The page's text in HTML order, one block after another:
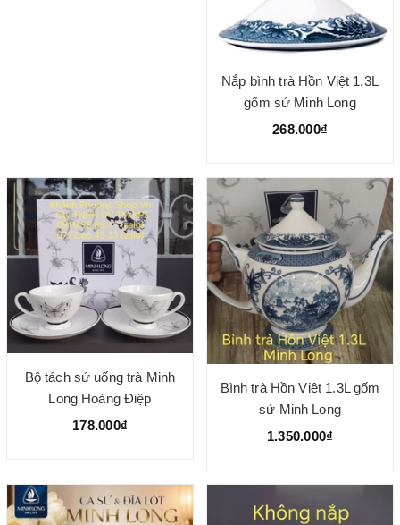
Nắp bình trà Hồn Việt 1.3L
gốm sứ Minh Long
268.000₫
Bộ tách sứ uống trà Minh
Long Hoàng Điệp
178.000₫
Bình trà Hồn Việt 1.3L gốm
sứ Minh Long
1.350.000₫